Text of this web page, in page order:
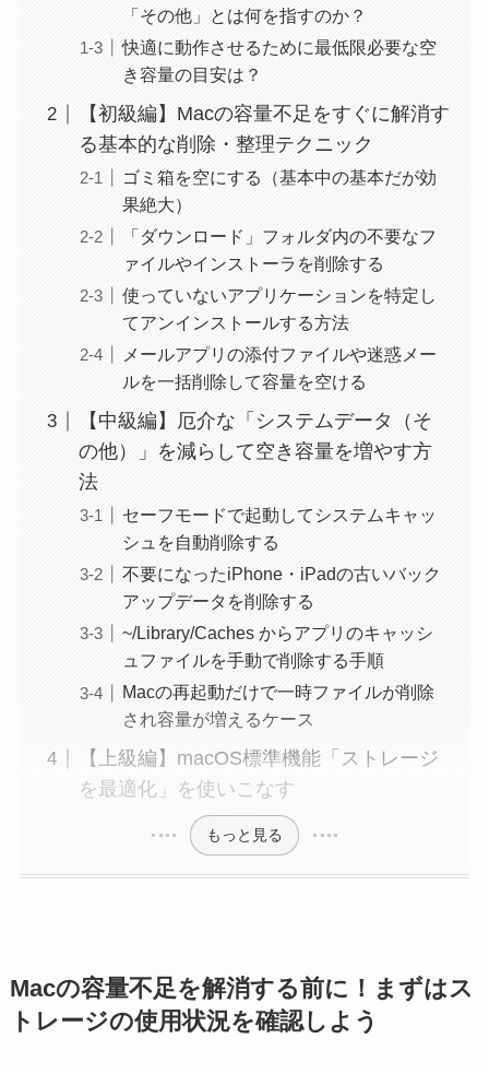
「その他」とは何を指すのか？
快適に動作させるために最低限必要な空
き容量の目安は？
【初級編】Macの容量不足をすぐに解消す
る基本的な削除・整理テクニック
ゴミ箱を空にする（基本中の基本だが効
果絶大）
「ダウンロード」フォルダ内の不要なフ
ァイルやインストーラを削除する
使っていないアプリケーションを特定し
てアンインストールする方法
メールアプリの添付ファイルや迷惑メー
ルを一括削除して容量を空ける
【中級編】厄介な「システムデータ（そ
の他）」を減らして空き容量を増やす方
法
セーフモードで起動してシステムキャッ
シュを自動削除する
不要になったiPhone・iPadの古いバック
アップデータを削除する
~/Library/Caches からアプリのキャッシ
ュファイルを手動で削除する手順
Macの再起動だけで一時ファイルが削除
され容量が増えるケース
【上級編】macOS標準機能「ストレージ
を最適化」を使いこなす
もっと見る
Macの容量不足を解消する前に！まずはス
トレージの使用状況を確認しよう